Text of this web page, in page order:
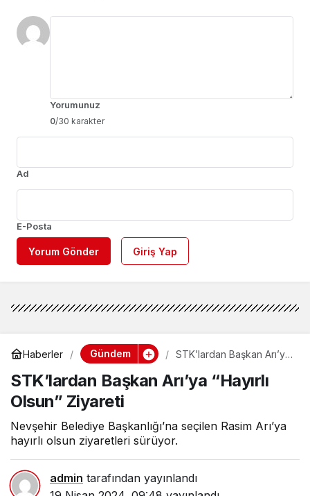
Yorumunuz
0/30 karakter
Ad
E-Posta
Yorum Gönder Giriş Yap
Haberler Gündem
STK’lardan Başkan Arı’ya
STK’lardan Başkan Arı’ya “Hayırlı
Olsun” Ziyareti
Nevşehir Belediye Başkanlığı’na seçilen Rasim Arı’ya
hayırlı olsun ziyaretleri sürüyor.
admin tarafından yayınlandı